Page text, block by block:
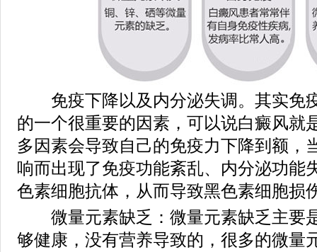
免疫下降以及内分泌失调。其实免
的一个很重要的因素，可以说白癜风就
多因素会导致自己的免疫力下降到额，
响而出现了免疫功能紊乱、内分泌功能
色素细胞抗体，从而导致黑色素细胞损
微量元素缺乏：微量元素缺乏主要
够健康，没有营养导致的，很多的微量